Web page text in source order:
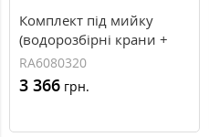
Комплект під мийку
(водорозбірні крани +
кран підключення) Atlas
KIT BRAVO DP DUO BW
10" (RA6080320)
RA6080320
3 366 грн.